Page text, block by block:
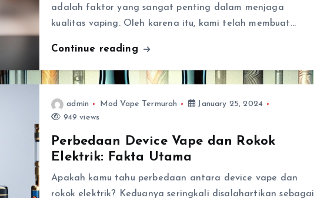
adalah faktor yang sangat penting dalam menjaga
kualitas vaping. Oleh karena itu, kami telah membuat…
Continue reading
admin Mod Vape Termurah
January 25, 2024
949 views
Perbedaan Device Vape dan Rokok
Elektrik: Fakta Utama
Apakah kamu tahu perbedaan antara device vape dan
rokok elektrik? Keduanya seringkali disalahartikan sebagai